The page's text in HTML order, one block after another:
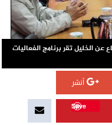
عن الخليل تقر برنامج الفعاليات
أنشر
Save